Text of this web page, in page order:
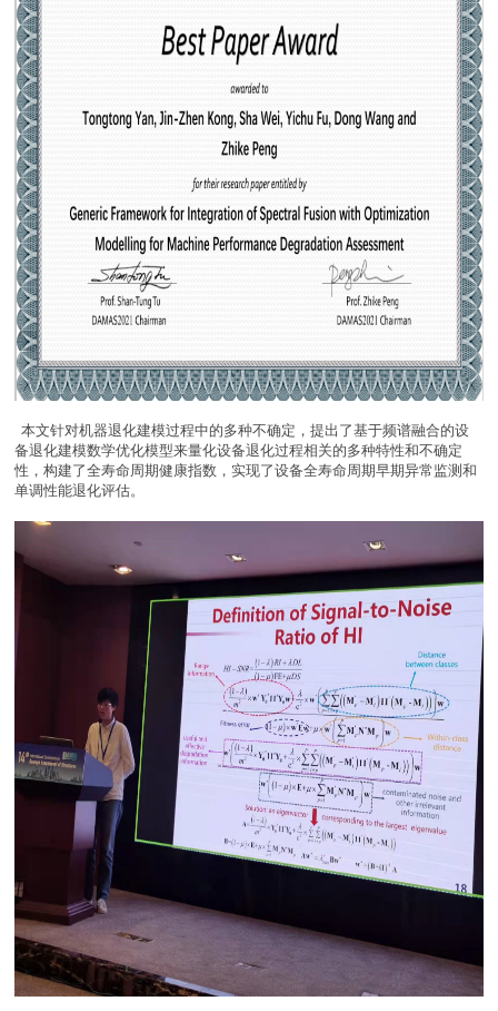
本文针对机器退化建模过程中的多种不确定，提出了基于频谱融合的设
备退化建模数学优化模型来量化设备退化过程相关的多种特性和不确定
性，构建了全寿命周期健康指数，实现了设备全寿命周期早期异常监测和
单调性能退化评估。